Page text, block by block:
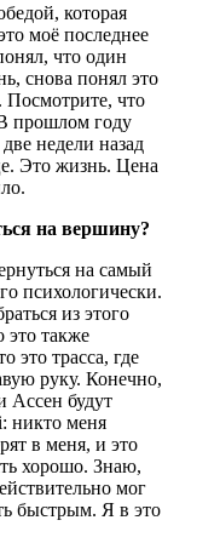
которая
моё последнее
что один
снова понял это
что
прошлом году
недели назад
Это жизнь. Цена
на вершину?
на самый
психологически.
из этого
это также
это трасса, где
руку. Конечно,
Ассен будут
никто меня
в меня, и это
хорошо. Знаю,
мог
быстрым. Я в это